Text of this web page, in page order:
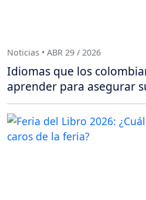
Noticias • ABR 29 / 2026
Idiomas que los
aprender para asegurar